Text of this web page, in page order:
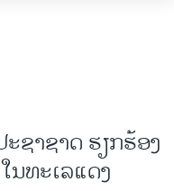
ຊາຊາດ ຮຽກຮ້ອງ
ທະເລແດງ